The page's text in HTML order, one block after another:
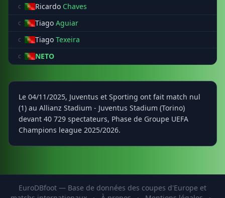
c Ricardo Chaves
c Tiago Aguiar
c Tiago Texeira
c NETO
Le 04/11/2025, Juventus et Sporting ont fait match nul
(1) au Allianz Stadium - Juventus Stadium (Torino)
devant 40 729 spectateurs, Phase de Groupe UEFA
Champions league 2025/2026.
EuroDBfoot — Base de données des coupes d'Europe et